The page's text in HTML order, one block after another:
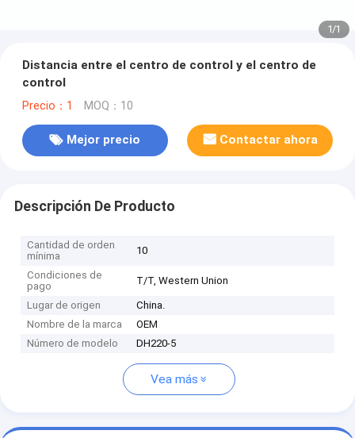
1/1
Distancia entre el centro de control y el centro de
control
Precio：1 MOQ：10
Mejor precio Contactar ahora
Descripción De Producto
Cantidad de orden
mínima
10
Condiciones de
pago
T/T, Western Union
Lugar de origen
China.
Nombre de la marca
OEM
Número de modelo
DH220-5
Vea más